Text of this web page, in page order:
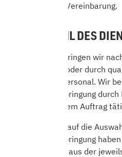
ausdrücklichen Vereinbarung.
5.1 AUSWAHL DES
Die Leistung erbringen wir
eigener Person oder durch
ausgewähltes Personal. Wir
die Leistungserbringung
vor, die in unserem Auftrag
Einen Anspruch auf die
zur Leistungserbringung
soweit sich dies aus der